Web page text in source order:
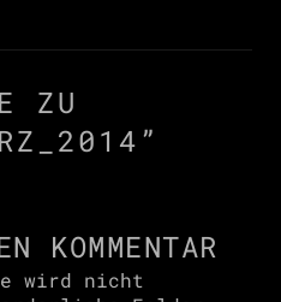
ZU
”
KOMMENTAR
wird nicht